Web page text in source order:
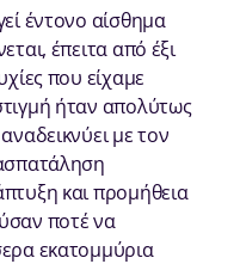
έντονο αίσθημα
έπειτα από έξι
που είχαμε
ήταν απολύτως
με τον
και προμήθεια
ποτέ να
εκατομμύρια